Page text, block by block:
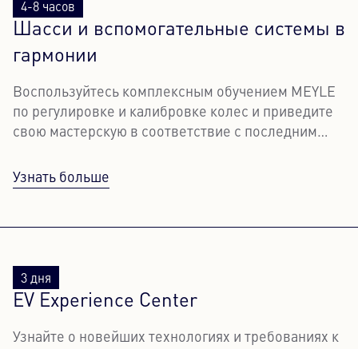
4-8 часов
Шасси и вспомогательные системы в
гармонии
Воспользуйтесь комплексным обучением MEYLE
по регулировке и калибровке колес и приведите
свою мастерскую в соответствие с последним
Узнать больше
3 дня
EV Experience Center
Узнайте о новейших технологиях и требованиях к